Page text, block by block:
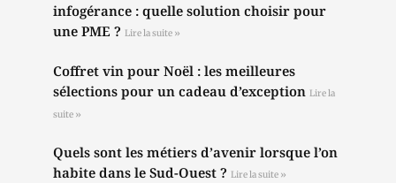
infogérance : quelle solution choisir pour
une PME ? Lire la suite »
Coffret vin pour Noël : les meilleures
sélections pour un cadeau d’exception Lire la
suite »
Quels sont les métiers d’avenir lorsque l’on
habite dans le Sud-Ouest ? Lire la suite »